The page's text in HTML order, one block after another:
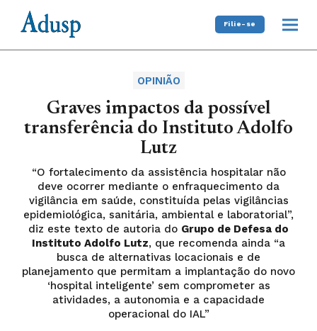
Filie-se
OPINIÃO
Graves impactos da possível
transferência do Instituto Adolfo
Lutz
“O fortalecimento da assistência hospitalar não
deve ocorrer mediante o enfraquecimento da
vigilância em saúde, constituída pelas vigilâncias
epidemiológica, sanitária, ambiental e laboratorial”,
diz este texto de autoria do Grupo de Defesa do
Instituto Adolfo Lutz, que recomenda ainda “a
busca de alternativas locacionais e de
planejamento que permitam a implantação do novo
‘hospital inteligente’ sem comprometer as
atividades, a autonomia e a capacidade
operacional do IAL”